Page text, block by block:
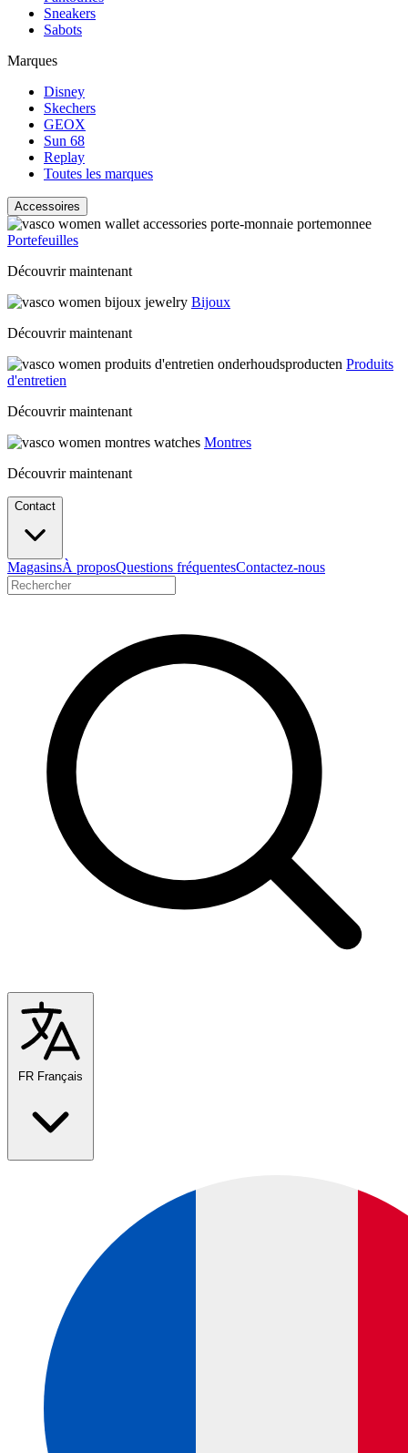
Sneakers
Sabots
Marques
Disney
Skechers
GEOX
Sun 68
Replay
Toutes les marques
Accessoires
Portefeuilles
Découvrir maintenant
Bijoux
Découvrir maintenant
Produits
d'entretien
Découvrir maintenant
Montres
Découvrir maintenant
Contact
MagasinsÀ proposQuestions fréquentesContactez-nous
FR Français